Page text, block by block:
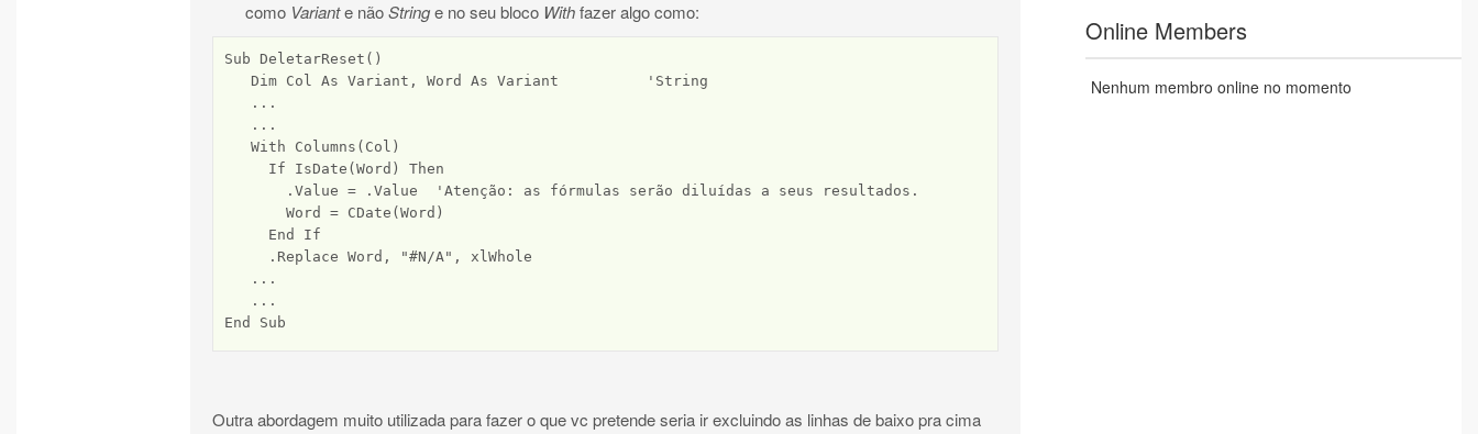
como Variante nãoStringe no seu bloco Withfazer algo como:
Sub DeletarReset()
   Dim Col As Variant, Word As Variant          'String
   ...
   ...
   With Columns(Col)
     If IsDate(Word) Then
       .Value = .Value  'Atenção: as fórmulas serão diluídas a seus resultados.
       Word = CDate(Word)
     End If
     .Replace Word, "#N/A", xlWhole
   ...
   ...
Outra abordagem muito utilizada para fazer o que vc pretende seria ir excluindo as linhas de baixo pra cima
Online Members
Nenhum membro online no momento